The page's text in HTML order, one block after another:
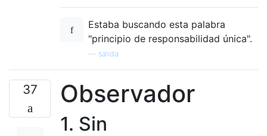
Estaba buscando esta palabra
"principio de responsabilidad única".
salida
37 Observador
1. Sin